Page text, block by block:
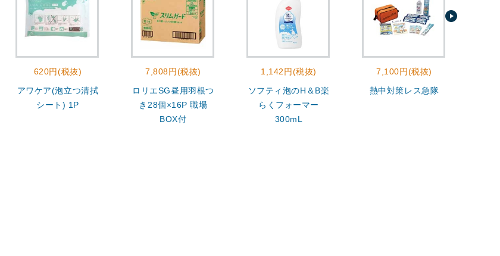
620円(税抜)
アワケア(泡立つ清拭
シート) 1P
7,808円(税抜)
ロリエSG昼用羽根つ
き28個×16P 職場
BOX付
1,142円(税抜)
ソフティ泡のH＆B楽
らくフォーマー
300mL
7,100円(税抜)
熱中対策レス急隊